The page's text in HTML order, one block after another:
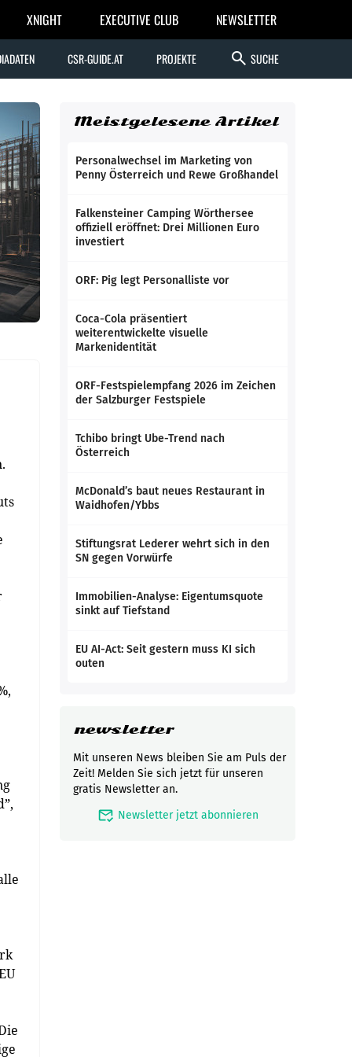
XNIGHT EXECUTIVE CLUB NEWSLETTER
CSR-GUIDE.AT PROJEKTE search SUCHE
Meistgelesene Artikel
Personalwechsel im Marketing von
Penny Österreich und Rewe Großhandel
Falkensteiner Camping Wörthersee
offiziell eröffnet: Drei Millionen Euro
investiert
ORF: Pig legt Personalliste vor
Coca-Cola präsentiert
weiterentwickelte visuelle
Markenidentität
ORF-Festspielempfang 2026 im Zeichen
der Salzburger Festspiele
Tchibo bringt Ube-Trend nach
Österreich
McDonald’s baut neues Restaurant in
Waidhofen/Ybbs
Stiftungsrat Lederer wehrt sich in den
SN gegen Vorwürfe
Immobilien-Analyse: Eigentumsquote
sinkt auf Tiefstand
EU AI-Act: Seit gestern muss KI sich
outen
newsletter
Mit unseren News bleiben Sie am Puls der
Zeit! Melden Sie sich jetzt für unseren
gratis Newsletter an.
mark_email_read Newsletter jetzt abonnieren